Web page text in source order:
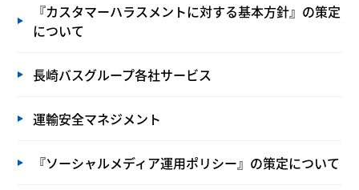
『カスタマーハラスメントに対する基本方針』の策定
について
長崎バスグループ各社サービス
運輸安全マネジメント
『ソーシャルメディア運用ポリシー』の策定について